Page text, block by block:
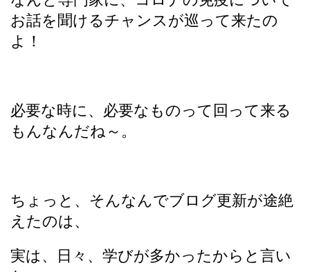
お話を聞けるチャンスが巡って来たの
よ！
必要な時に、必要なものって回って来る
もんなんだね～。
ちょっと、そんなんでブログ更新が途絶
えたのは、
実は、日々、学びが多かったからと言い